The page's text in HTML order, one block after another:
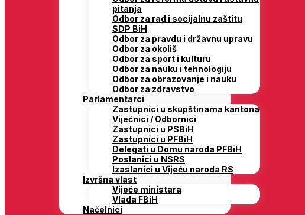
pitanja
Odbor za rad i socijalnu zaštitu
SDP BiH
Odbor za pravdu i državnu upravu
Odbor za okoliš
Odbor za sport i kulturu
Odbor za nauku i tehnologiju
Odbor za obrazovanje i nauku
Odbor za zdravstvo
Parlamentarci
Zastupnici u skupštinama kantona
Vijećnici / Odbornici
Zastupnici u PSBiH
Zastupnici u PFBiH
Delegati u Domu naroda PFBiH
Poslanici u NSRS
Izaslanici u Vijeću naroda RS
Izvršna vlast
Vijeće ministara
Vlada FBiH
Načelnici